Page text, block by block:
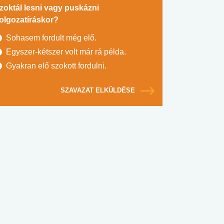
lesni vagy puskázni
Sohasem fordult még elő.
Egyszer-kétszer volt már rá példa.
Gyakran elő szokott fordulni.
SZAVAZAT ELKÜLDÉSE